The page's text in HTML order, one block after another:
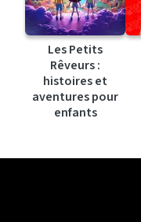
Les Petits
Rêveurs :
histoires et
aventures pour
enfants